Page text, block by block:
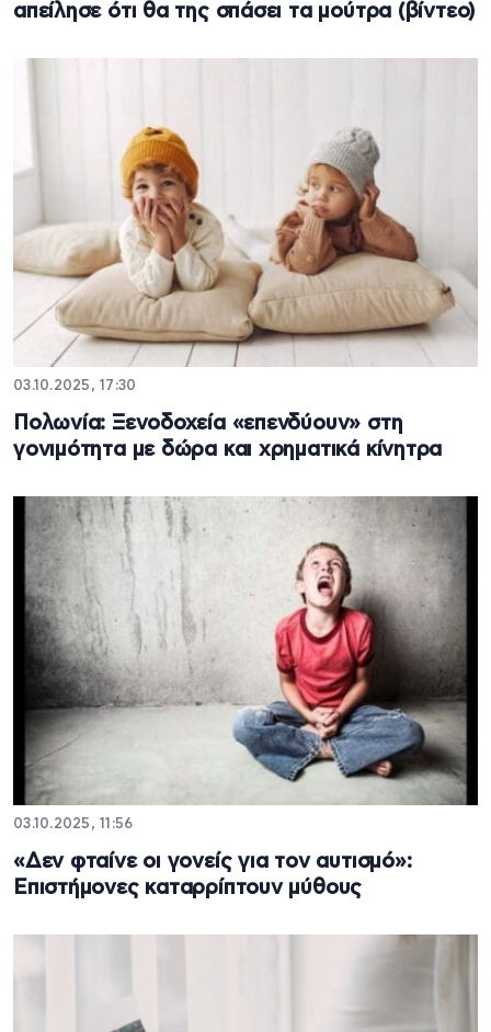
απείλησε ότι θα της σπάσει τα μούτρα (βίντεο)
03.10.2025, 17:30
Πολωνία: Ξενοδοχεία «επενδύουν» στη
γονιμότητα με δώρα και χρηματικά κίνητρα
03.10.2025, 11:56
«Δεν φταίνε οι γονείς για τον αυτισμό»:
Επιστήμονες καταρρίπτουν μύθους